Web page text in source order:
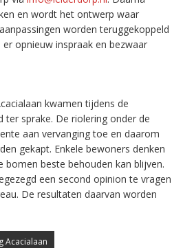
en wordt het ontwerp waar
worden teruggekoppeld
opnieuw inspraak en bezwaar
kwamen tijdens de
ter sprake. De riolering onder de
aan vervanging toe en daarom
gekapt. Enkele bewoners denken
bomen beste behouden kan blijven.
een second opinion te vragen
De resultaten daarvan worden
Acacialaan